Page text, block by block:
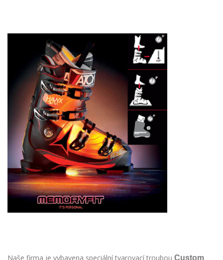
Naše firma je vybavena speciální tvarovací troubou Custom